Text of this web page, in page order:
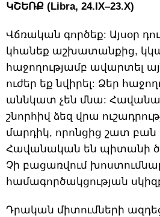
ԿՇԵՌՔ (Libra, 24.IX–23.X)
Վճռական գործեք: Այսօր
կհանեք աշխատանքից,
հաջողությամբ ավարտել
ուժեր եք նվիրել: Ձեր
աննկատ չեն մնա:
շնորհիվ ձեզ վրա
մարդիկ, որոնցից շատ
Հավանական են պիտանի
Չի բացառվում
համագործակցության
Դրական միտումների